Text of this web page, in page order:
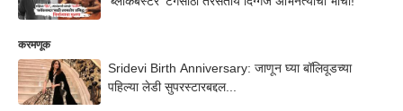
करमणूक
Sridevi Birth Anniversary: जाणून घ्या बॉलिवूडच्या
पहिल्या लेडी सुपरस्टारबद्दल...